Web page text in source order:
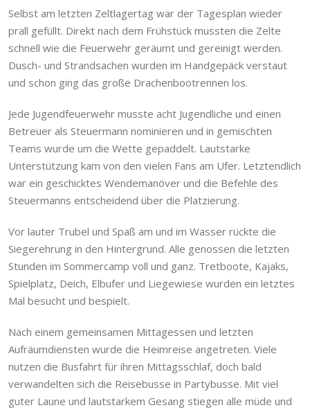
Selbst am letzten Zeltlagertag war der Tagesplan wieder
prall gefüllt. Direkt nach dem Frühstück mussten die Zelte
schnell wie die Feuerwehr geräumt und gereinigt werden.
Dusch- und Strandsachen wurden im Handgepäck verstaut
und schon ging das große Drachenbootrennen los.
Jede Jugendfeuerwehr musste acht Jugendliche und einen
Betreuer als Steuermann nominieren und in gemischten
Teams wurde um die Wette gepaddelt. Lautstarke
Unterstützung kam von den vielen Fans am Ufer. Letztendlich
war ein geschicktes Wendemanöver und die Befehle des
Steuermanns entscheidend über die Platzierung.
Vor lauter Trubel und Spaß am und im Wasser rückte die
Siegerehrung in den Hintergrund. Alle genossen die letzten
Stunden im Sommercamp voll und ganz. Tretboote, Kajaks,
Spielplatz, Deich, Elbufer und Liegewiese wurden ein letztes
Mal besucht und bespielt.
Nach einem gemeinsamen Mittagessen und letzten
Aufräumdiensten wurde die Heimreise angetreten. Viele
nutzen die Busfahrt für ihren Mittagsschlaf, doch bald
verwandelten sich die Reisebusse in Partybusse. Mit viel
guter Laune und lautstarkem Gesang stiegen alle müde und